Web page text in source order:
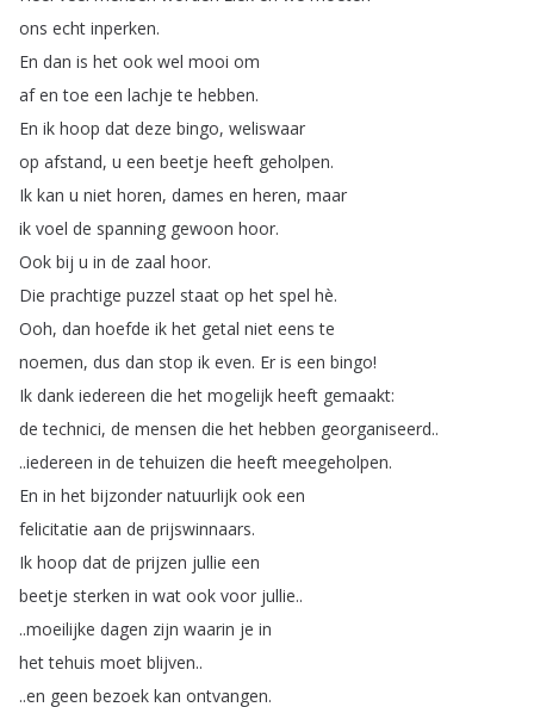
ons echt inperken.
En dan is het ook wel mooi om
af en toe een lachje te hebben.
En ik hoop dat deze bingo, weliswaar
op afstand, u een beetje heeft geholpen.
Ik kan u niet horen, dames en heren, maar
ik voel de spanning gewoon hoor.
Ook bij u in de zaal hoor.
Die prachtige puzzel staat op het spel hè.
Ooh, dan hoefde ik het getal niet eens te
noemen, dus dan stop ik even. Er is een bingo!
Ik dank iedereen die het mogelijk heeft gemaakt:
de technici, de mensen die het hebben georganiseerd..
..iedereen in de tehuizen die heeft meegeholpen.
En in het bijzonder natuurlijk ook een
felicitatie aan de prijswinnaars.
Ik hoop dat de prijzen jullie een
beetje sterken in wat ook voor jullie..
..moeilijke dagen zijn waarin je in
het tehuis moet blijven..
..en geen bezoek kan ontvangen.